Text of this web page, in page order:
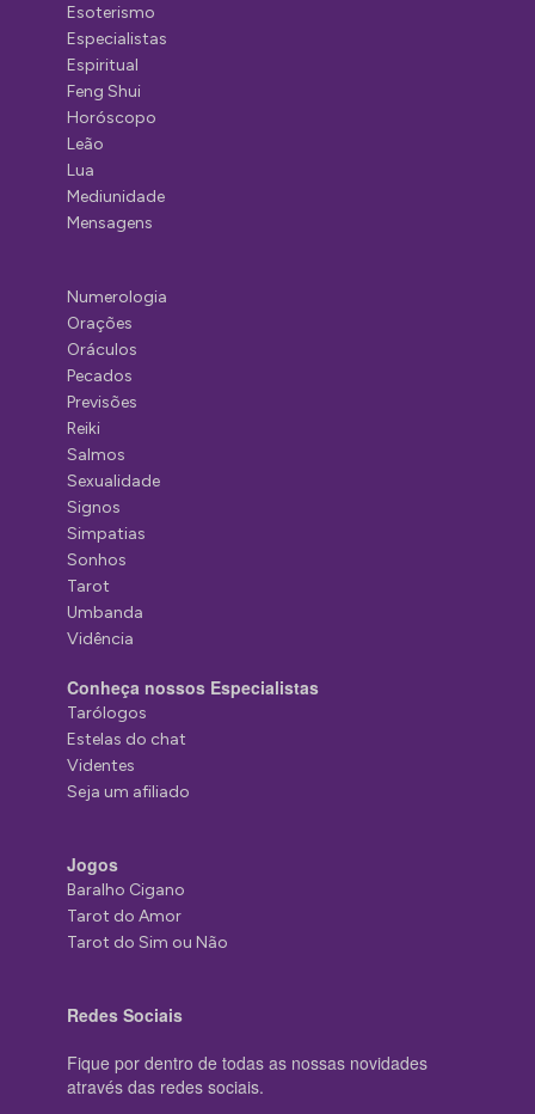
Esoterismo
Especialistas
Espiritual
Feng Shui
Horóscopo
Leão
Lua
Mediunidade
Mensagens
Numerologia
Orações
Oráculos
Pecados
Previsões
Reiki
Salmos
Sexualidade
Signos
Simpatias
Sonhos
Tarot
Umbanda
Vidência
Conheça nossos Especialistas
Tarólogos
Estelas do chat
Videntes
Seja um afiliado
Jogos
Baralho Cigano
Tarot do Amor
Tarot do Sim ou Não
Redes Sociais
Fique por dentro de todas as nossas novidades
através das redes sociais.